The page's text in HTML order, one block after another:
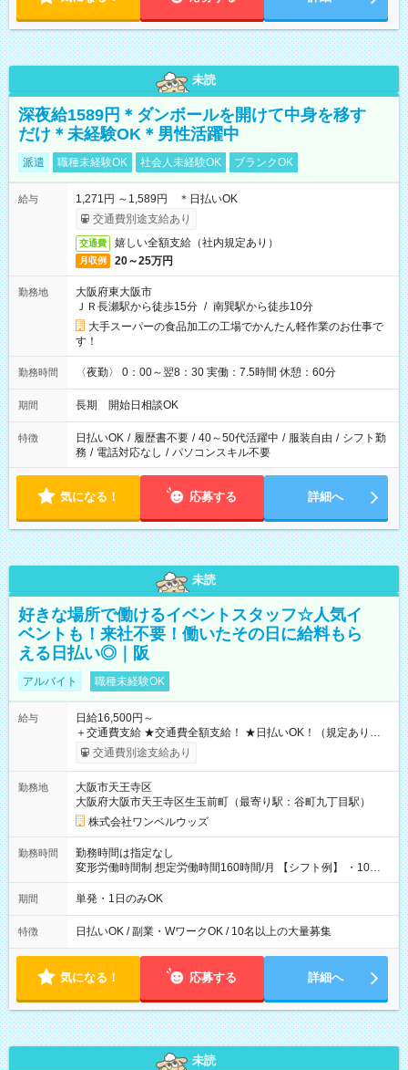
未読
深夜給1589円＊ダンボールを開けて中身を移す
だけ＊未経験OK＊男性活躍中
派遣 職種未経験OK 社会人未経験OK ブランクOK
給与
1,271円 ～1,589円 ＊日払いOK
交通費別途支給あり
交通費 嬉しい全額支給（社内規定あり）
月収例 20～25万円
勤務地
大阪府東大阪市
ＪＲ長瀬駅から徒歩15分 / 南巽駅から徒歩10分
大手スーパーの食品加工の工場でかんたん軽作業のお仕事で
す！
勤務時間 〈夜勤〉 0：00～翌8：30 実働：7.5時間 休憩：60分
期間 長期 開始日相談OK
特徴 日払いOK / 履歴書不要 / 40～50代活躍中 / 服装自由 / シフト勤
務 / 電話対応なし / パソコンスキル不要
気になる！ 応募する 詳細へ
未読
好きな場所で働けるイベントスタッフ☆人気イ
ベントも！来社不要！働いたその日に給料もら
える日払い◎｜阪
アルバイト 職種未経験OK
給与
日給16,500円～
＋交通費支給 ★交通費全額支給！ ★日払いOK！（規定あり） ┗
働いたその日に現金GET♪ お仕事後はコンビニATMから 日払
交通費別途支給あり
勤務地
大阪市天王寺区
大阪府大阪市天王寺区生玉前町（最寄り駅：谷町九丁目駅）
株式会社ワンベルウッズ
勤務時間
勤務時間は指定なし
変形労働時間制 想定労働時間160時間/月 【シフト例】 ・10：
00～20：00
期間 単発・1日のみOK
特徴 日払いOK / 副業・WワークOK / 10名以上の大量募集
気になる！ 応募する 詳細へ
未読